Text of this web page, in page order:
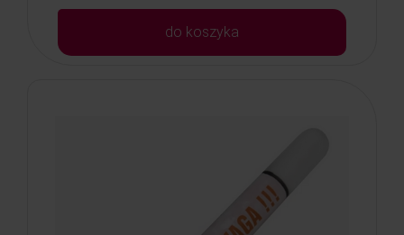
do koszyka